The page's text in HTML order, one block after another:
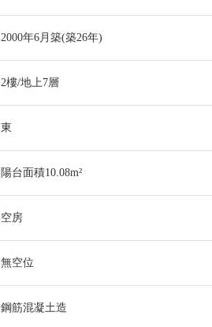
2000年6月築(築26年)
2樓/地上7層
東
陽台面積10.08m²
空房
無空位
鋼筋混凝土造